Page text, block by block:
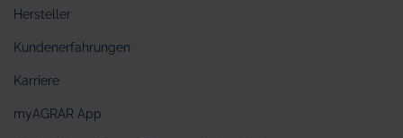
Hersteller
Kundenerfahrungen
Karriere
myAGRAR App